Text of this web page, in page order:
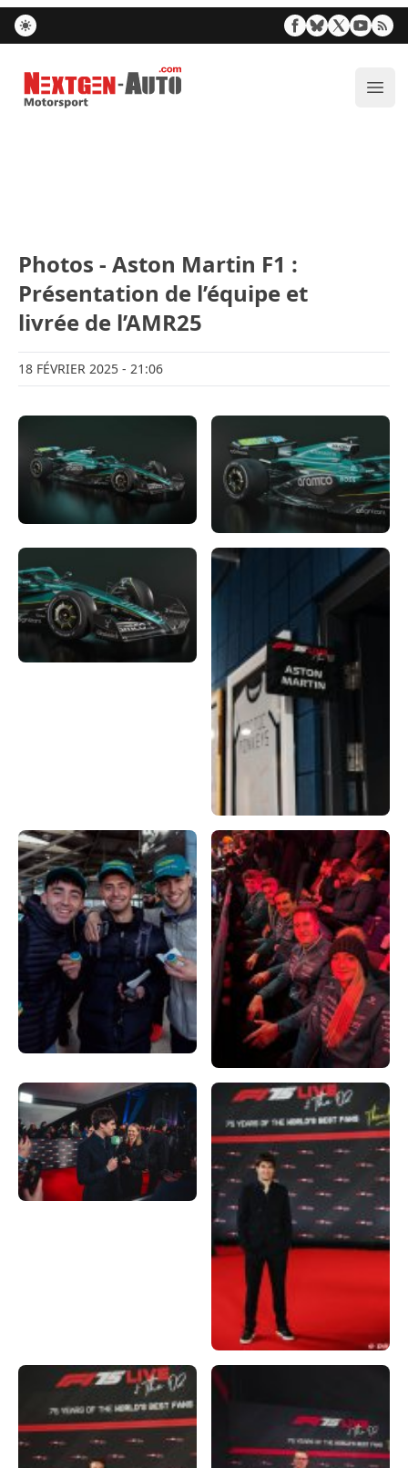
Nextgen-Auto.com
Photos - Aston Martin F1 :
Présentation de l’équipe et
livrée de l’AMR25
18 FÉVRIER 2025 - 21:06